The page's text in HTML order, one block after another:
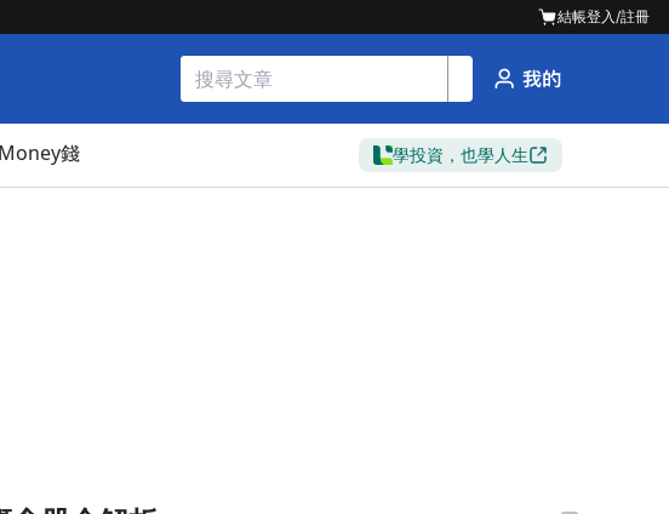
結帳登入/註冊
Money錢 學投資，也學人生